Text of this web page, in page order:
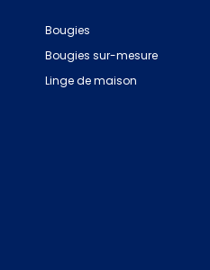
Bougies
Bougies sur-mesure
Linge de maison